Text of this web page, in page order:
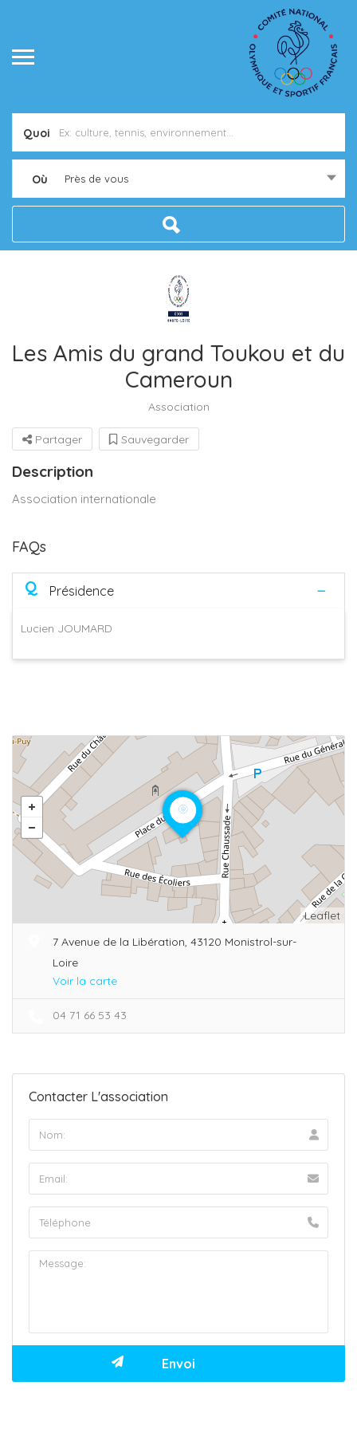
Quoi
Où Près de vous
Les Amis du grand Toukou et du
Cameroun
Association
Partager Sauvegarder
Description
Association internationale
FAQs
Q Présidence
Lucien JOUMARD
Leaflet
7 Avenue de la Libération, 43120 Monistrol-sur-
Loire
Voir la carte
04 71 66 53 43
Contacter L'association